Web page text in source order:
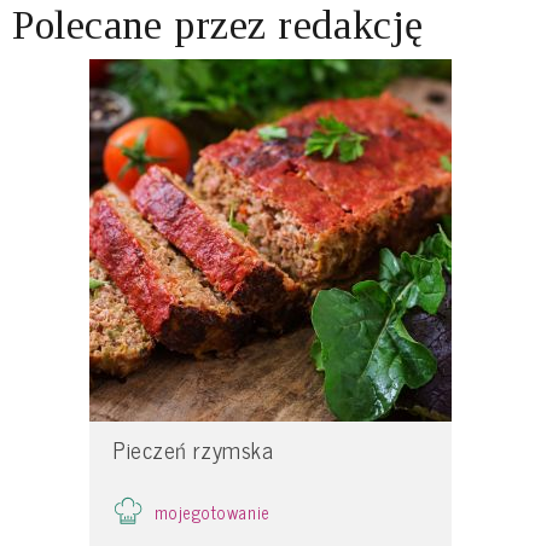
Polecane przez redakcję
Pieczeń rzymska
mojegotowanie